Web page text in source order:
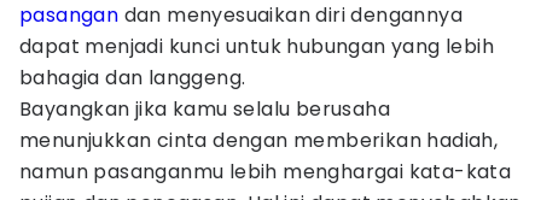
pasangan dan menyesuaikan diri dengannya
dapat menjadi kunci untuk hubungan yang lebih
bahagia dan langgeng.
Bayangkan jika kamu selalu berusaha
menunjukkan cinta dengan memberikan hadiah,
namun pasanganmu lebih menghargai kata-kata